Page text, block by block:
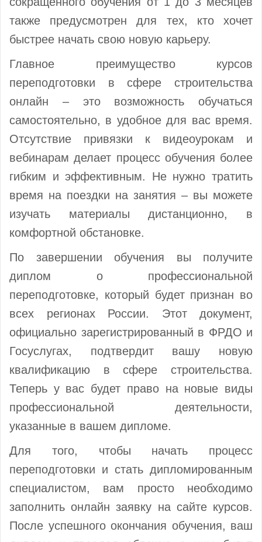
также предусмотрен для тех, кто хочет
быстрее начать свою новую карьеру.
Главное преимущество курсов
переподготовки в сфере строительства
онлайн – это возможность обучаться
самостоятельно, в удобное для вас время.
Отсутствие привязки к видеоурокам и
вебинарам делает процесс обучения более
гибким и эффективным. Не нужно тратить
время на поездки на занятия – вы можете
изучать материалы дистанционно, в
комфортной обстановке.
По завершении обучения вы получите
диплом о профессиональной
переподготовке, который будет признан во
всех регионах России. Этот документ,
официально зарегистрированный в ФРДО и
Госуслугах, подтвердит вашу новую
квалификацию в сфере строительства.
Теперь у вас будет право на новые виды
профессиональной деятельности,
указанные в вашем дипломе.
Для того, чтобы начать процесс
переподготовки и стать дипломированным
специалистом, вам просто необходимо
заполнить онлайн заявку на сайте курсов.
После успешного окончания обучения, ваш